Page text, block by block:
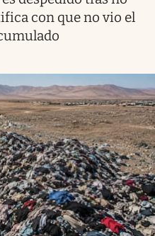
con que no vio el